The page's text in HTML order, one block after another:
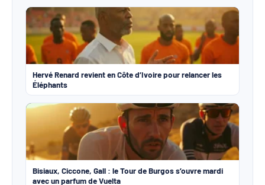
Hervé Renard revient en Côte d’Ivoire pour relancer les
Éléphants
Bisiaux, Ciccone, Gall : le Tour de Burgos s’ouvre mardi
avec un parfum de Vuelta